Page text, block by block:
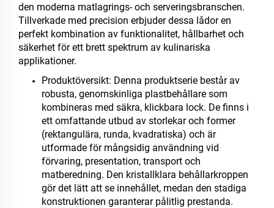
den moderna matlagrings- och serveringsbranschen.
Tillverkade med precision erbjuder dessa lådor en
perfekt kombination av funktionalitet, hållbarhet och
säkerhet för ett brett spektrum av kulinariska
applikationer.
Produktöversikt: Denna produktserie består av
robusta, genomskinliga plastbehållare som
kombineras med säkra, klickbara lock. De finns i
ett omfattande utbud av storlekar och former
(rektangulära, runda, kvadratiska) och är
utformade för mångsidig användning vid
förvaring, presentation, transport och
matberedning. Den kristallklara behållarkroppen
gör det lätt att se innehållet, medan den stadiga
konstruktionen garanterar pålitlig prestanda.